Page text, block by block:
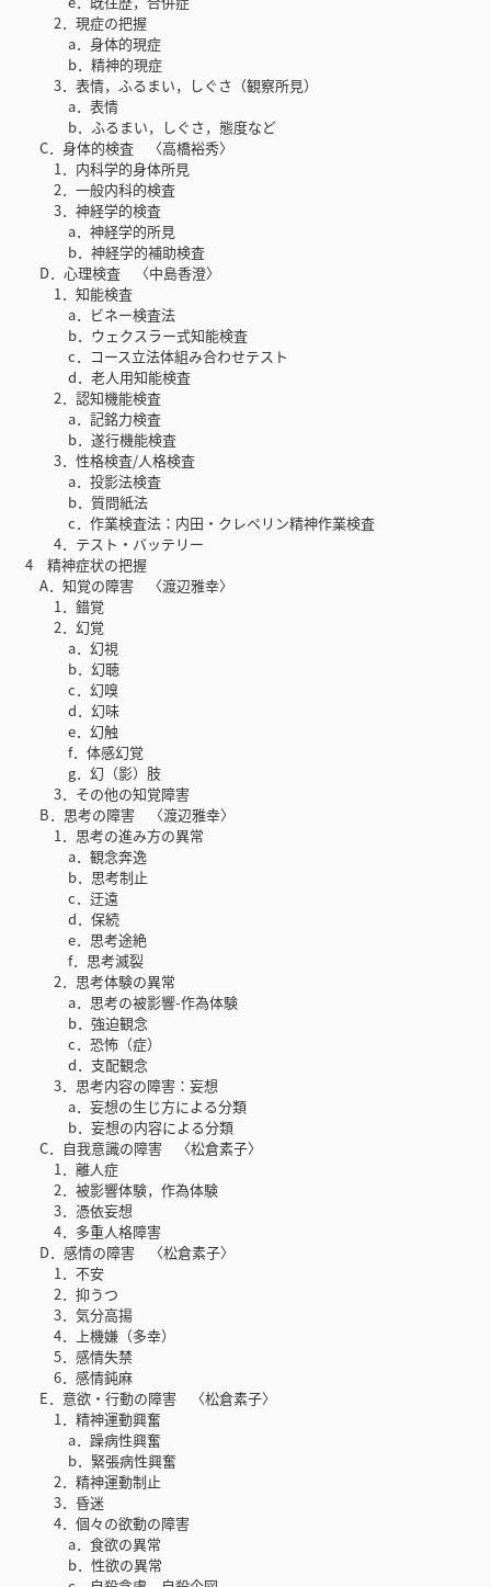
2．現症の把握
a．身体的現症
b．精神的現症
3．表情，ふるまい，しぐさ（観察所見）
a．表情
b．ふるまい，しぐさ，態度など
C．身体的検査 〈高橋裕秀〉
1．内科学的身体所見
2．一般内科的検査
3．神経学的検査
a．神経学的所見
b．神経学的補助検査
D．心理検査 〈中島香澄〉
1．知能検査
a．ビネー検査法
b．ウェクスラー式知能検査
c．コース立法体組み合わせテスト
d．老人用知能検査
2．認知機能検査
a．記銘力検査
b．遂行機能検査
3．性格検査/人格検査
a．投影法検査
b．質問紙法
c．作業検査法：内田・クレペリン精神作業検査
4．テスト・バッテリー
4 精神症状の把握
A．知覚の障害 〈渡辺雅幸〉
1．錯覚
2．幻覚
a．幻視
b．幻聴
c．幻嗅
d．幻味
e．幻触
f．体感幻覚
g．幻（影）肢
3．その他の知覚障害
B．思考の障害 〈渡辺雅幸〉
1．思考の進み方の異常
a．観念奔逸
b．思考制止
c．迂遠
d．保続
e．思考途絶
f．思考滅裂
2．思考体験の異常
a．思考の被影響-作為体験
b．強迫観念
c．恐怖（症）
d．支配観念
3．思考内容の障害：妄想
a．妄想の生じ方による分類
b．妄想の内容による分類
C．自我意識の障害 〈松倉素子〉
1．離人症
2．被影響体験，作為体験
3．憑依妄想
4．多重人格障害
D．感情の障害 〈松倉素子〉
1．不安
2．抑うつ
3．気分高揚
4．上機嫌（多幸）
5．感情失禁
6．感情鈍麻
E．意欲・行動の障害 〈松倉素子〉
1．精神運動興奮
a．躁病性興奮
b．緊張病性興奮
2．精神運動制止
3．昏迷
4．個々の欲動の障害
a．食欲の異常
b．性欲の異常